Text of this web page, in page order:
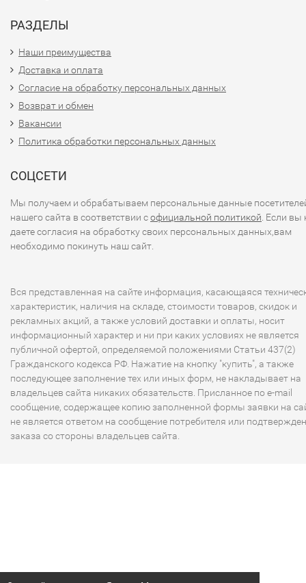
РАЗДЕЛЫ
Наши преимущества
Доставка и оплата
Согласие на обработку персональных данных
Возврат и обмен
Вакансии
Политика обработки персональных данных
СОЦСЕТИ
Мы получаем и обрабатываем персональные данные
нашего сайта в соответствии софициальной политикой . Если вы
даете согласия на обработку своих персональных данных,вам
необходимо покинуть наш сайт.
Вся представленная на сайте информация, касающаяся
характеристик, наличия на складе, стоимости товаров, скидок и
рекламных акций, а также условий доставки и оплаты, носит
информационный характер и ни при каких условиях не является
публичной офертой, определяемой положениями Статьи 437(2)
Гражданского кодекса РФ. Нажатие на кнопку "купить", а также
последующее заполнение тех или иных форм, не накладывает на
владельцев сайта никаких обязательств. Присланное по e-mail
сообщение, содержащее копию заполненной формы заявки на
не является ответом на сообщение потребителя или
заказа со стороны владельцев сайта.